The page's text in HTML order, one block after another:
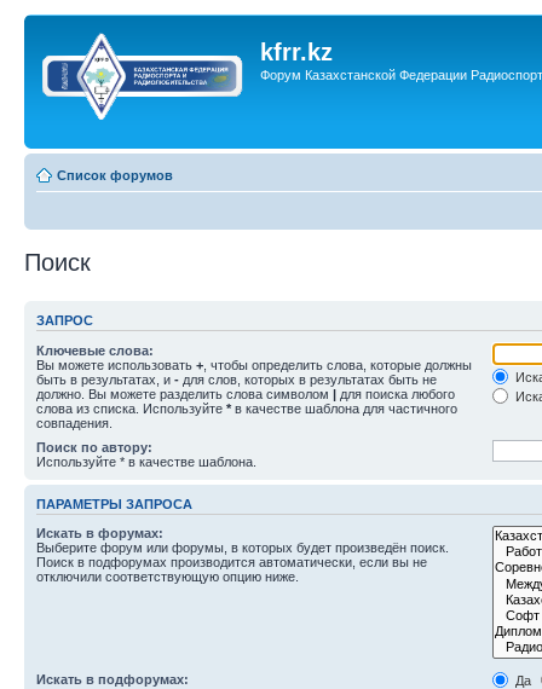
kfrr.kz
Форум Казахстанской Федерации
Список форумов
Поиск
ЗАПРОС
Ключевые слова:
Вы можете использовать + , чтобы определить слова, которые должны
быть в результатах, и - для слов, которых в результатах быть не
должно. Вы можете разделить слова символом | для поиска любого
слова из списка. Используйте * в качестве шаблона для частичного
совпадения.
Поиск по автору:
Используйте * в качестве шаблона.
ПАРАМЕТРЫ ЗАПРОСА
Искать в форумах:
Выберите форум или форумы, в которых будет произведён поиск.
Поиск в подфорумах производится автоматически, если вы не
отключили соответствующую опцию ниже.
Искать в подфорумах:
Да